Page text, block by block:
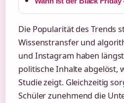
Die Popularität des Trends
Wissenstransfer und
und Instagram haben
politische Inhalte abgelöst,
Studie zeigt. Gleichzeitig
Schüler zunehmend die